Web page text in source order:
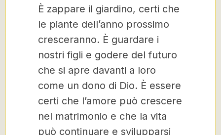
È zappare il giardino, certi che
le piante dell’anno prossimo
cresceranno. È guardare i
nostri figli e godere del futuro
che si apre davanti a loro
come un dono di Dio. È essere
certi che l’amore può crescere
nel matrimonio e che la vita
può continuare e svilupparsi